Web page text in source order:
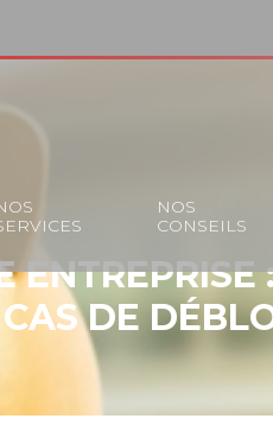
NOS
CONSEILS
ENTREPRISE
DE